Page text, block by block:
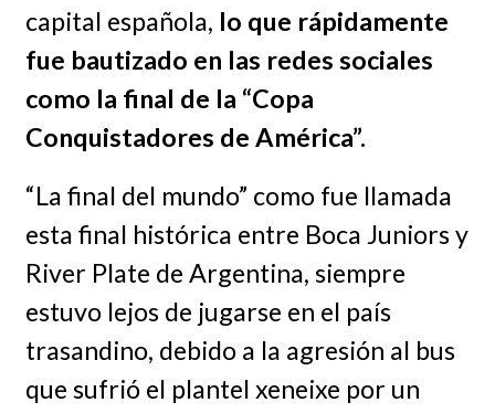
capital española, lo que rápidamente
fue bautizado en las redes sociales
como la final de la “Copa
Conquistadores de América”.
“La final del mundo” como fue llamada
esta final histórica entre Boca Juniors y
River Plate de Argentina, siempre
estuvo lejos de jugarse en el país
trasandino, debido a la agresión al bus
que sufrió el plantel xeneixe por un